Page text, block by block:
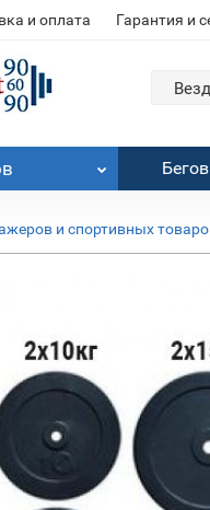
и оплата Гарантия и
и спортивных